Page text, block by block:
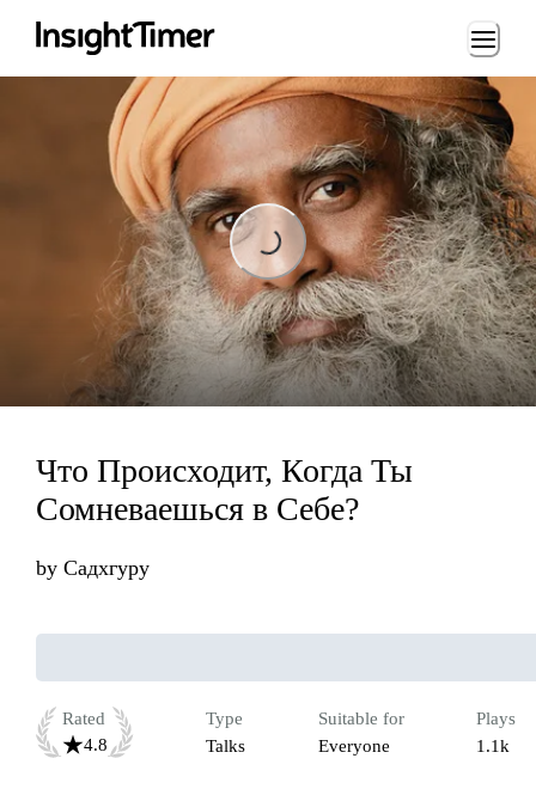
Loading...
Loading...
Что Происходит, Когда Ты
Сомневаешься в Себе?
by Садхгуру
Rated
4.8
Type
Talks
Suitable for
Everyone
Plays
1.1k